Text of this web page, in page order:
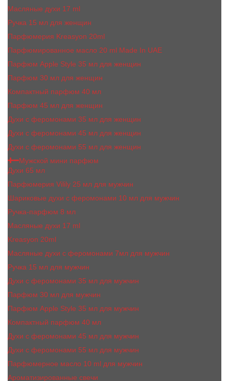
Масляные духи 17 ml
Ручка 15 мл для женщин
Парфюмерия Kreasyon 20ml
Парфюмированное масло 20 ml Made In UAE
Парфюм Apple Style 35 мл для женщин
Парфюм 30 мл для женщин
Компактный парфюм 40 мл
Парфюм 45 мл для женщин
Духи с феромонами 35 мл для женщин
Духи с феромонами 45 мл для женщин
Духи с феромонами 55 мл для женщин
Мужской мини парфюм
Духи 65 мл
Парфюмерия Vilily 25 мл для мужчин
Шариковые духи с феромонами 10 мл для мужчин
Ручка-парфюм 8 мл
Масляные духи 17 ml
Kreasyon 20ml
Масляные духи c феромонами 7мл для мужчин
Ручка 15 мл для мужчин
Духи с феромонами 35 мл для мужчин
Парфюм 30 мл для мужчин
Парфюм Apple Style 35 мл для мужчин
Компактный парфюм 40 мл
Духи с феромонами 45 мл для мужчин
Духи с феромонами 55 мл для мужчин
Парфюмерное масло 10 ml для мужчин
Ароматизированные свечи